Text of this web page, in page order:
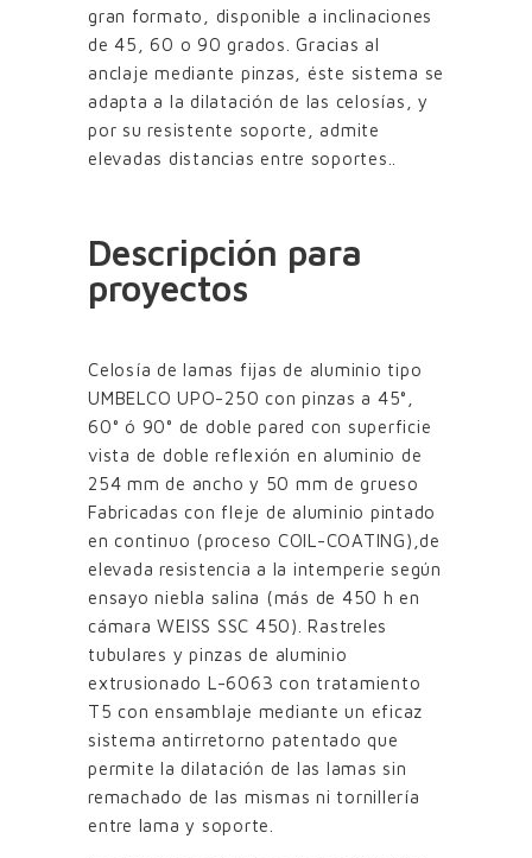
gran formato, disponible a inclinaciones
de 45, 60 o 90 grados. Gracias al
anclaje mediante pinzas, éste sistema se
adapta a la dilatación de las celosías, y
por su resistente soporte, admite
elevadas distancias entre soportes..
Descripción para
proyectos
Celosía de lamas fijas de aluminio tipo
UMBELCO UPO-250 con pinzas a 45°,
60° ó 90° de doble pared con superficie
vista de doble reflexión en aluminio de
254 mm de ancho y 50 mm de grueso
Fabricadas con fleje de aluminio pintado
en continuo (proceso COIL-COATING),de
elevada resistencia a la intemperie según
ensayo niebla salina (más de 450 h en
cámara WEISS SSC 450). Rastreles
tubulares y pinzas de aluminio
extrusionado L-6063 con tratamiento
T5 con ensamblaje mediante un eficaz
sistema antirretorno patentado que
permite la dilatación de las lamas sin
remachado de las mismas ni tornillería
entre lama y soporte.